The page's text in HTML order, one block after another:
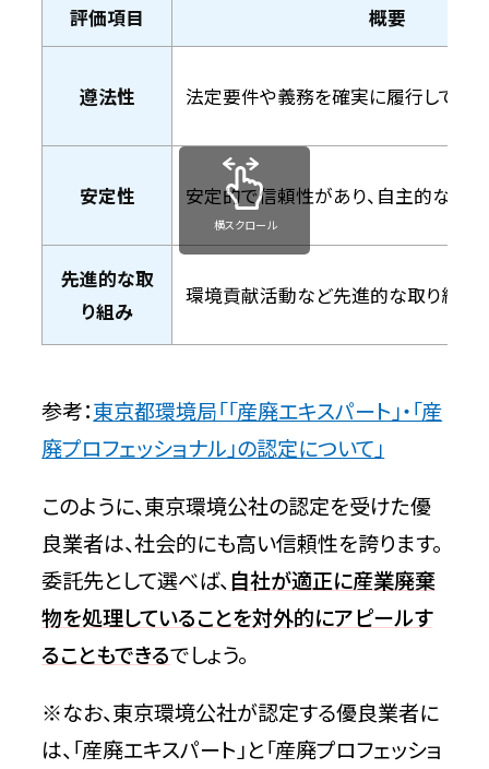
評価項目 概要
遵法性 法定要件や義務を確実に履行してい
安定性 安定的で信頼性があり、自主的な運
先進的な取
り組み
環境貢献活動など先進的な取り組み
横スクロール
参考：東京都環境局「「産廃エキスパート」・「産
廃プロフェッショナル」の認定について」
このように、東京環境公社の認定を受けた優
良業者は、社会的にも高い信頼性を誇ります。
委託先として選べば、自社が適正に産業廃棄
物を処理していることを対外的にアピールす
ることもできるでしょう。
※なお、東京環境公社が認定する優良業者に
は、「産廃エキスパート」と「産廃プロフェッショ